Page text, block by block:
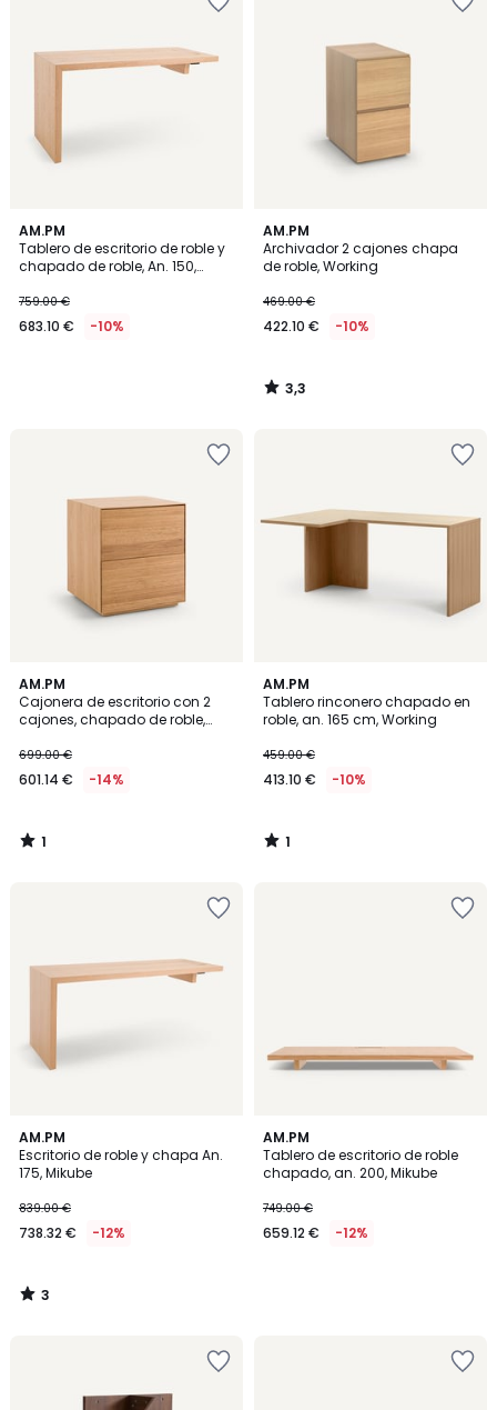
AM.PM
Tablero de escritorio de roble y
chapado de roble, An. 150,
759.00 €
683.10 € -10%
AM.PM
Archivador 2 cajones chapa
de roble, Working
469.00 €
422.10 € -10%
3,3
/ 5
3,3
/
AM.PM
Cajonera de escritorio con 2
cajones, chapado de roble,
699.00 €
601.14 € -14%
1
/
5
1
/
AM.PM
Tablero rinconero chapado en
roble, an. 165 cm, Working
459.00 €
413.10 € -10%
1
/
5
1
/
AM.PM
Escritorio de roble y chapa An.
175, Mikube
839.00 €
738.32 € -12%
3
/
5
3
/
AM.PM
Tablero de escritorio de roble
chapado, an. 200, Mikube
749.00 €
659.12 € -12%